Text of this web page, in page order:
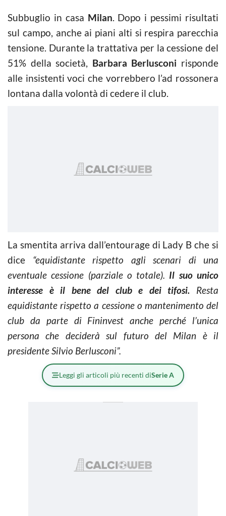
Subbuglio in casa Milan. Dopo i pessimi risultati
sul campo, anche ai piani alti si respira parecchia
tensione. Durante la trattativa per la cessione del
51% della società, Barbara Berlusconi risponde
alle insistenti voci che vorrebbero l’ad rossonera
lontana dalla volontà di cedere il club.
La smentita arriva dall’entourage di Lady B che si
dice “equidistante rispetto agli scenari di una
eventuale cessione (parziale o totale). Il suo unico
interesse è il bene del club e dei tifosi. Resta
equidistante rispetto a cessione o mantenimento del
club da parte di Fininvest anche perché l’unica
persona che deciderà sul futuro del Milan è il
presidente Silvio Berlusconi”.
Leggi gli articoli più recenti diSerie A